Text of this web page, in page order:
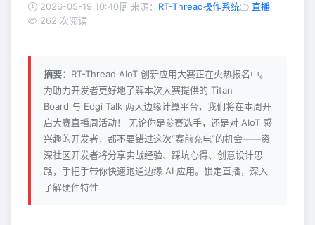
2026-05-19 10:40 来源： RT-Thread操作系统
直播
262 次阅读
摘要： RT-Thread AIoT 创新应用大赛正在火热报名中。
为助力开发者更好地了解本次大赛提供的 Titan
Board 与 Edgi Talk 两大边缘计算平台，我们将在本周开
启大赛直播周活动！ 无论你是参赛选手，还是对 AIoT 感
兴趣的开发者，都不要错过这次“赛前充电”的机会——资
深社区开发者将分享实战经验、踩坑心得、创意设计思
路，手把手带你快速跑通边缘 AI 应用。锁定直播，深入
了解硬件特性